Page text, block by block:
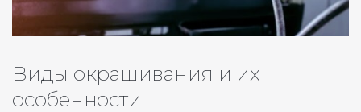
Виды окрашивания и их
особенности